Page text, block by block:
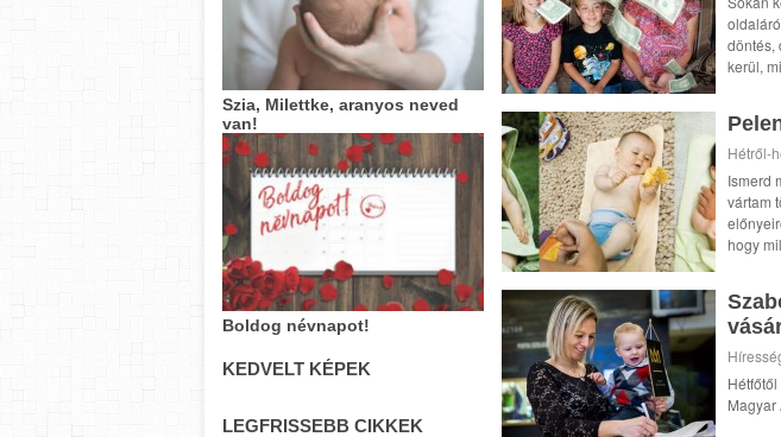
döntés,
kerül,
Hétről-
Ismerd
vártam
hogy
Magyar
Szia, Milettke, aranyos neved
van!
Boldog névnapot!
KEDVELT KÉPEK
LEGFRISSEBB CIKKEK